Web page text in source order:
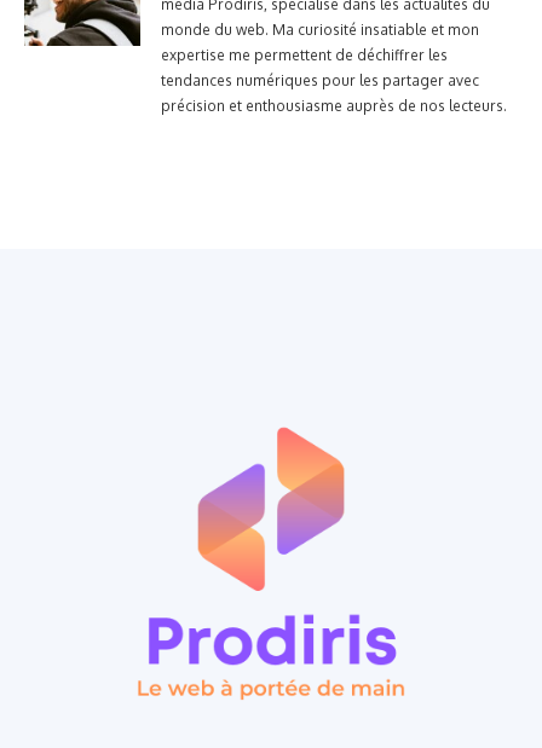
média Prodiris, spécialisé dans les actualités du
monde du web. Ma curiosité insatiable et mon
expertise me permettent de déchiffrer les
tendances numériques pour les partager avec
précision et enthousiasme auprès de nos lecteurs.